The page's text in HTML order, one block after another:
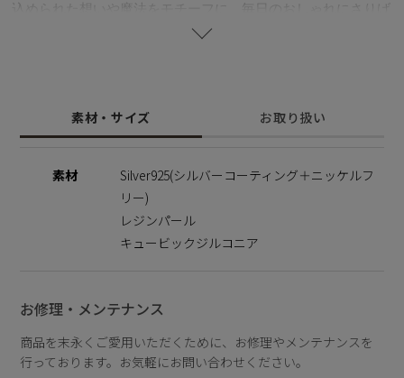
込められた想いや魔法をモチーフに、毎日のおしゃれにさりげ
オリジナルの限定BOXに入れてお届けする、『WICKED』の
世界を深く愛する人のための特別なコレクションセットです。
ここでしか手に入らない限定ショッパーを、オプション
（1,045円税込）でご用意しております。贈り物の際にもぜひ
・WICKED/リーフリング（エルファバ）
※受注生産
こちらの商品はサステナブルの観点から、受注生産にて承って
素材・サイズ お取り扱い
素材
Silver925(シルバーコーティング＋ニッケルフ
リー)
レジンパール
キュービックジルコニア
お修理・メンテナンス
商品を末永くご愛用いただくために、お修理やメンテナンスを
行っております。お気軽にお問い合わせください。